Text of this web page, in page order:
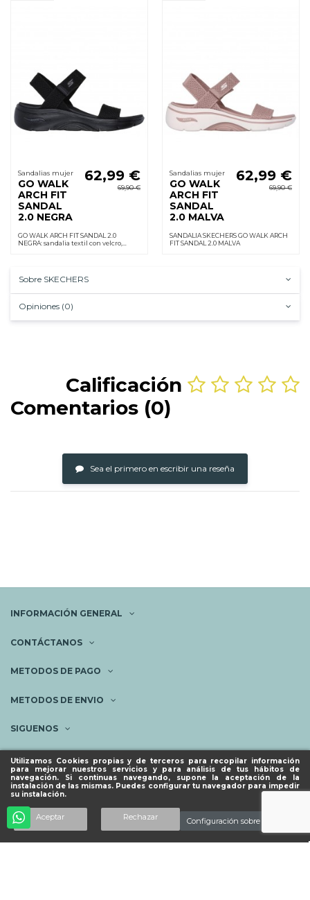
Utilizamos Cookies propias y de terceros para recopilar información
para mejorar nuestros servicios y para análisis de tus hábitos de
navegación. Si continuas navegando, supone la aceptación de la
instalación de las mismas. Puedes configurar tu navegador para impedir
su instalación.
Aceptar Rechazar Configuración sobre cookies
Añadir al carrito
Sandalias mujer
GO WALK
ARCH FIT
SANDAL
2.0 NEGRA
62,99 €
69,90 €
GO WALK ARCH FIT SANDAL 2.0
NEGRA: sandalia textil con velcro,
Sandalias mujer
GO WALK
ARCH FIT
SANDAL
2.0 MALVA
62,99 €
69,90 €
SANDALIA SKECHERS GO WALK ARCH
FIT SANDAL 2.0 MALVA
Sobre SKECHERS
Opiniones (0)
Calificación
Comentarios (0)
Sea el primero en escribir una reseña
INFORMACIÓN GENERAL
CONTÁCTANOS
METODOS DE PAGO
METODOS DE ENVIO
SIGUENOS
NEWSLETTER